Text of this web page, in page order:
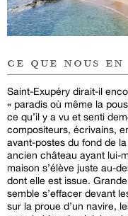
ce que nous en
Saint-Exupéry dirait-il
« paradis où même la
ce qu’il y a vu et senti
compositeurs, écrivains,
avant-postes du fond de
ancien château ayant lui-
maison s’élève juste au-
dont elle est issue.
semble s’effacer devant
sur la proue d’un navire,